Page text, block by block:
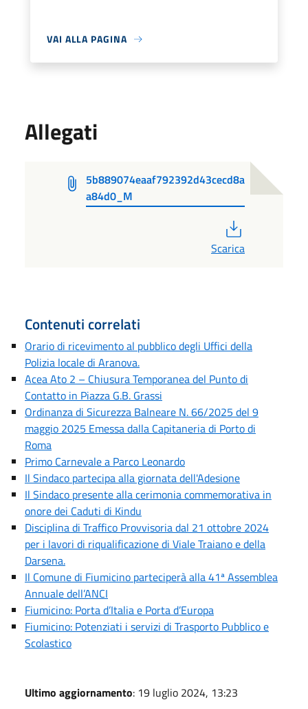
VAI ALLA PAGINA
Allegati
5b889074eaaf792392d43cecd8a
a84d0_M
Scarica
Contenuti correlati
Orario di ricevimento al pubblico degli Uffici della
Polizia locale di Aranova.
Acea Ato 2 – Chiusura Temporanea del Punto di
Contatto in Piazza G.B. Grassi
Ordinanza di Sicurezza Balneare N. 66/2025 del 9
maggio 2025 Emessa dalla Capitaneria di Porto di
Roma
Primo Carnevale a Parco Leonardo
Il Sindaco partecipa alla giornata dell'Adesione
Il Sindaco presente alla cerimonia commemorativa in
onore dei Caduti di Kindu
Disciplina di Traffico Provvisoria dal 21 ottobre 2024
per i lavori di riqualificazione di Viale Traiano e della
Darsena.
Il Comune di Fiumicino parteciperà alla 41ª Assemblea
Annuale dell’ANCI
Fiumicino: Porta d’Italia e Porta d’Europa
Fiumicino: Potenziati i servizi di Trasporto Pubblico e
Scolastico
Ultimo aggiornamento: 19 luglio 2024, 13:23